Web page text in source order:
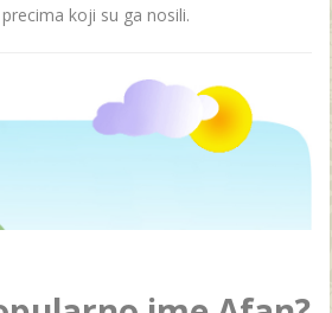
koji su ga nosili.